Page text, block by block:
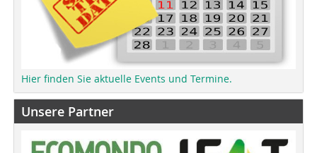
Hier finden Sie aktuelle Events und Termine.
Unsere Partner